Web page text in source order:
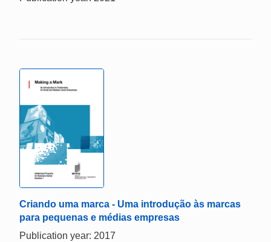
Criando uma marca - Uma introdução às marcas
para pequenas e médias empresas
Publication year: 2017